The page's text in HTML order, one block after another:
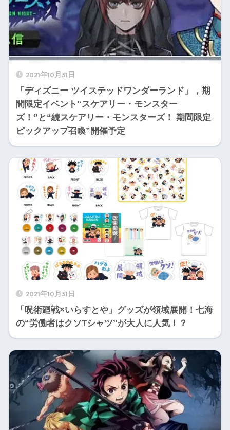
2021年10月31日
「ディズニー ツイステッドワンダーランド」，期
間限定イベント“スケアリー・モンスター
ズ！”と“続スケアリー・モンスターズ！ 期間限定
ピックアップ召喚”開催予定
2021年10月31日
「呪術廻戦×いらすとや」グッズが領域展開！七海
の“労働者はクソTシャツ”が大人に人気！？